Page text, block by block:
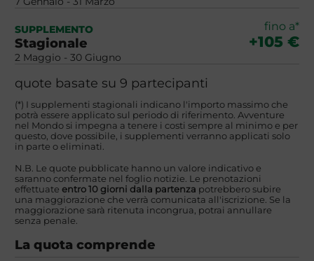
SUPPLEMENTO
Stagionale
2 Maggio - 30 Giugno
fino a*
+105 €
quote basate su 9 partecipanti
(*) I supplementi stagionali indicano l'importo massimo che
potrà essere applicato sul periodo di riferimento. Avventure
nel Mondo si impegna a tenere i costi sempre al minimo e per
questo, dove possibile, i supplementi verranno applicati solo
in parte o eliminati.
N.B. Le quote pubblicate hanno un valore indicativo e
saranno confermate nel foglio notizie. Le prenotazioni
effettuate entro 10 giorni dalla partenza potrebbero subire
una maggiorazione che verrà comunicata all'iscrizione. Se la
maggiorazione sarà ritenuta incongrua, potrai annullare
senza penale.
La quota comprende